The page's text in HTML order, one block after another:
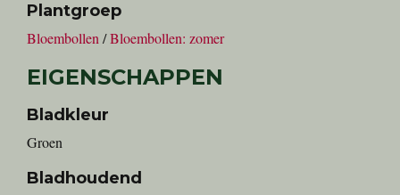
Plantgroep
Bloembollen /Bloembollen: zomer
EIGENSCHAPPEN
Bladkleur
Groen
Bladhoudend